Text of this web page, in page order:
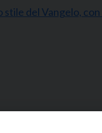
stile del Vangelo,